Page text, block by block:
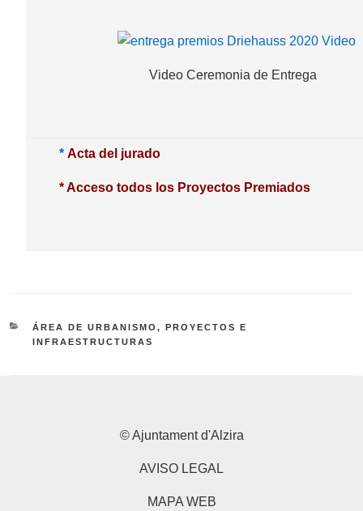
Video Ceremonia de Entrega
*Acta del jurado
*Acceso todos los Proyectos Premiados
CATEGORÍAS
ÁREA DE URBANISMO, PROYECTOS E
INFRAESTRUCTURAS
© Ajuntament d'Alzira
AVISO LEGAL
MAPA WEB